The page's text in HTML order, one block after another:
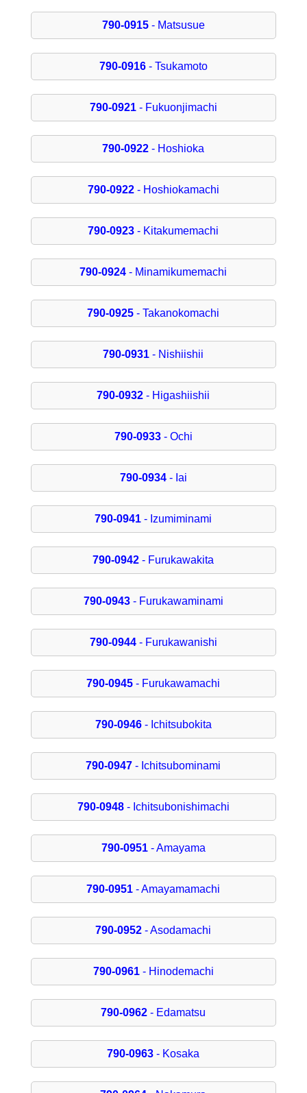
790-0915- Matsusue
790-0916- Tsukamoto
790-0921- Fukuonjimachi
790-0922 - Hoshioka
790-0922- Hoshiokamachi
790-0923 - Kitakumemachi
790-0924 - Minamikumemachi
790-0925 - Takanokomachi
790-0931 - Nishiishii
790-0932 - Higashiishii
790-0933- Ochi
790-0934- Iai
790-0941 - Izumiminami
790-0942 - Furukawakita
790-0943- Furukawaminami
790-0944- Furukawanishi
790-0945 - Furukawamachi
790-0946- Ichitsubokita
790-0947 - Ichitsubominami
790-0948- Ichitsubonishimachi
790-0951- Amayama
790-0951 - Amayamamachi
790-0952 - Asodamachi
790-0961- Hinodemachi
790-0962 - Edamatsu
790-0963 - Kosaka